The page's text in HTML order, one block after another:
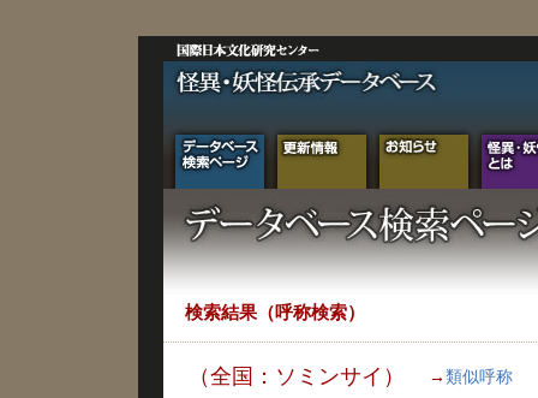
検索結果（呼称検索）
（全国：ソミンサイ） → 類似呼称